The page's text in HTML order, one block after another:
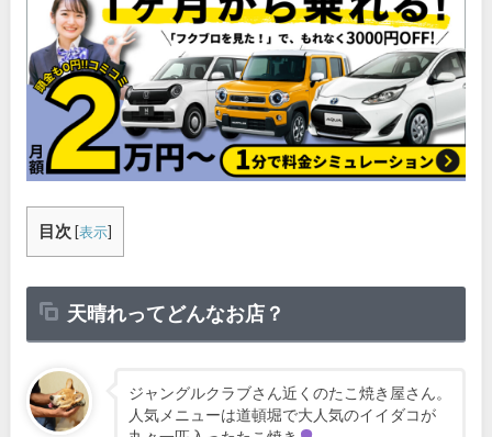
目次 [表示]
天晴れってどんなお店？
ジャングルクラブさん近くのたこ焼き屋さん。
人気メニューは道頓堀で大人気のイイダコが